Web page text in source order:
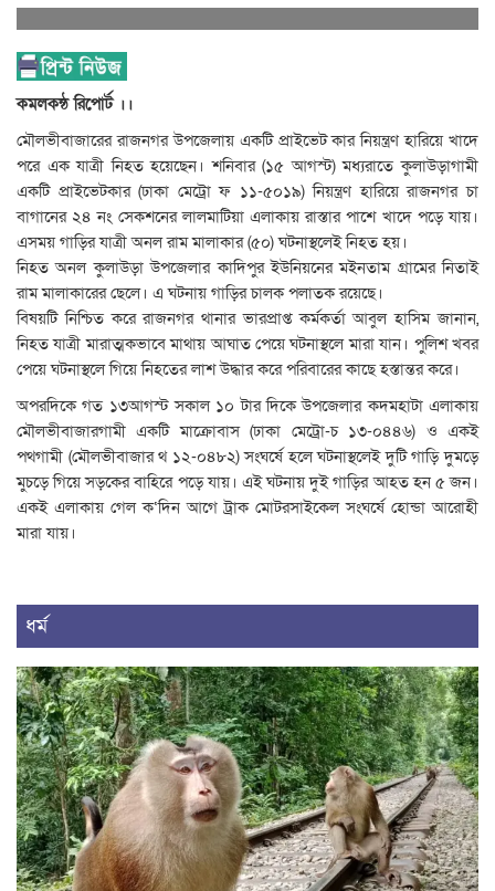
কমলকন্ঠ রিপোর্ট ।।
মৌলভীবাজারের রাজনগর উপজেলায় একটি প্রাইভেট কার নিয়ন্ত্রণ হারিয়ে খাদে
পরে এক যাত্রী নিহত হয়েছেন। শনিবার (১৫ আগস্ট) মধ্যরাতে কুলাউড়াগামী
একটি প্রাইভেটকার (ঢাকা মেট্রো ফ ১১-৫০১৯) নিয়ন্ত্রণ হারিয়ে রাজনগর চা
বাগানের ২৪ নং সেকশনের লালমাটিয়া এলাকায় রাস্তার পাশে খাদে পড়ে যায়।
এসময় গাড়ির যাত্রী অনল রাম মালাকার (৫০) ঘটনাস্থলেই নিহত হয়।
নিহত অনল কুলাউড়া উপজেলার কাদিপুর ইউনিয়নের মইনতাম গ্রামের নিতাই
রাম মালাকারের ছেলে। এ ঘটনায় গাড়ির চালক পলাতক রয়েছে।
বিষয়টি নিশ্চিত করে রাজনগর থানার ভারপ্রাপ্ত কর্মকর্তা আবুল হাসিম জানান,
নিহত যাত্রী মারাত্মকভাবে মাথায় আঘাত পেয়ে ঘটনাস্থলে মারা যান। পুলিশ খবর
পেয়ে ঘটনাস্থলে গিয়ে নিহতের লাশ উদ্ধার করে পরিবারের কাছে হস্তান্তর করে।
অপরদিকে গত ১৩আগস্ট সকাল ১০ টার দিকে উপজেলার কদমহাটা এলাকায়
মৌলভীবাজারগামী একটি মাক্রোবাস (ঢাকা মেট্রো-চ ১৩-০৪৪৬) ও একই
পথগামী (মৌলভীবাজার থ ১২-০৪৮২) সংঘর্ষে হলে ঘটনাস্থলেই দুটি গাড়ি দুমড়ে
মুচড়ে গিয়ে সড়কের বাহিরে পড়ে যায়। এই ঘটনায় দুই গাড়ির আহত হন ৫ জন।
একই এলাকায় গেল ক‘দিন আগে ট্রাক মোটরসাইকেল সংঘর্ষে হোন্ডা আরোহী
মারা যায়।
ধর্ম